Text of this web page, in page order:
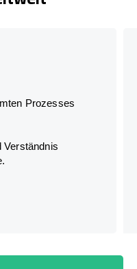
Prozesses
Verständnis